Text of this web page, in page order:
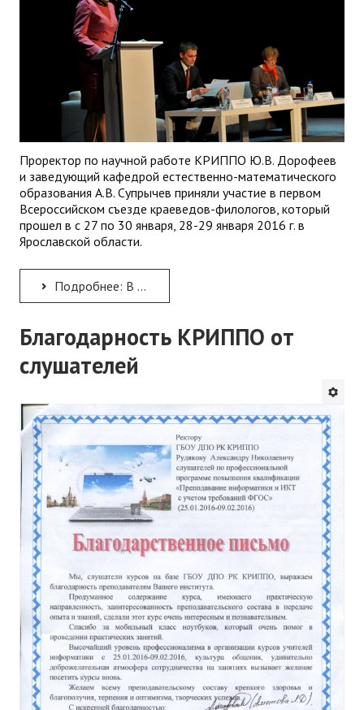
Проректор по научной работе КРИППО Ю.В. Дорофеев
и заведующий кафедрой естественно-математического
образования А.В. Супрычев приняли участие в первом
Всероссийском съезде краеведов-филологов, который
прошел в с 27 по 30 января, 28-29 января 2016 г. в
Ярославской области.
Подробнее: В Ярославской области прошел Первый Всероссийский съезд краеведов-филологов`
Благодарность КРИППО от
слушателей